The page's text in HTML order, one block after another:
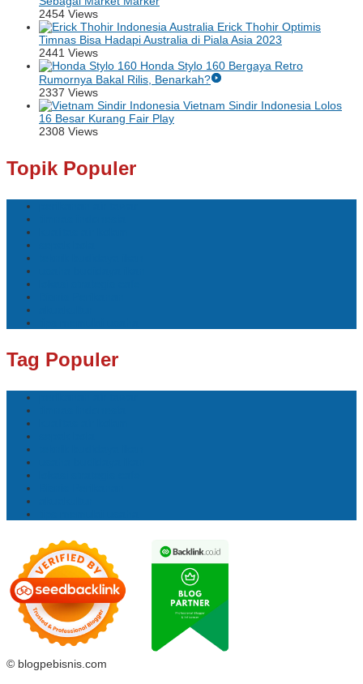
2454 Views
Erick Thohir Optimis
Timnas Bisa Hadapi Australia di Piala Asia 2023
2441 Views
Honda Stylo 160 Bergaya Retro
Rumornya Bakal Rilis, Benarkah?
2337 Views
Vietnam Sindir Indonesia Lolos
16 Besar Kurang Fair Play
2308 Views
Topik Populer
Tag Populer
© blogpebisnis.com